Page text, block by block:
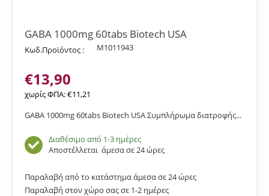
GABA 1000mg 60tabs Biotech USA
Κωδ.Προϊόντος : M1011943
€13,90
χωρίς ΦΠΑ:€11,21
GABA 1000mg 60tabs Biotech USA Συμπλήρωμα διατροφής...
Διαθέσιμο από 1-3 ημέρες
Αποστέλλεται άμεσα σε 24 ώρες
Παραλαβή από το κατάστημα άμεσα σε 24 ώρες
Παραλαβή στον χώρο σας σε 1-2 ημέρες